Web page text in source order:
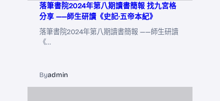
落筆書院2024年第八期讀書簡報 找九宮格
分享 ——師生研讀《史記·五帝本紀》
落筆書院2024年第八期讀書簡報 ——師生研讀
《…
Byadmin